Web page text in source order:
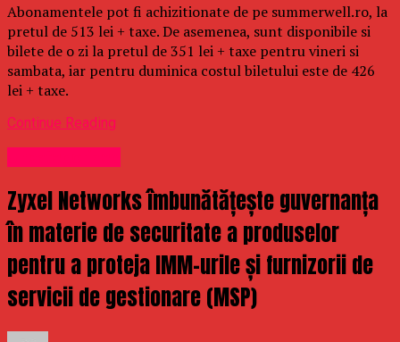
Abonamentele pot fi achizitionate de pe summerwell.ro, la
pretul de 513 lei + taxe. De asemenea, sunt disponibile si
bilete de o zi la pretul de 351 lei + taxe pentru vineri si
sambata, iar pentru duminica costul biletului este de 426
lei + taxe.
Continue Reading
Zyxel Networks îmbunătățește guvernanța
în materie de securitate a produselor
pentru a proteja IMM-urile și furnizorii de
servicii de gestionare (MSP)